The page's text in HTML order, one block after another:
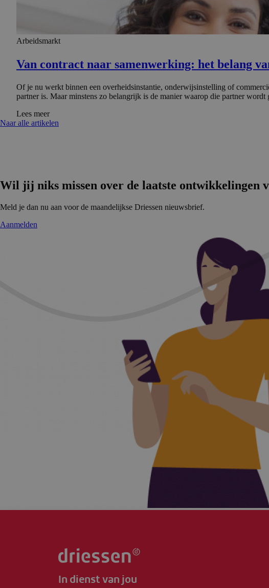
Arbeidsmarkt
Van contract naar samenwer­king: het belang
Of je nu werkt binnen een overheidsinstantie, onderwijsinstelling of
partner is. Maar minstens zo belangrijk is de manier waarop die partner
Lees meer
Naar alle artikelen
Wil jij niks missen over de laatste ontwikke­lingen
Meld je dan nu aan voor de maandelijkse Driessen nieuwsbrief.
Aanmelden
In dienst van jou